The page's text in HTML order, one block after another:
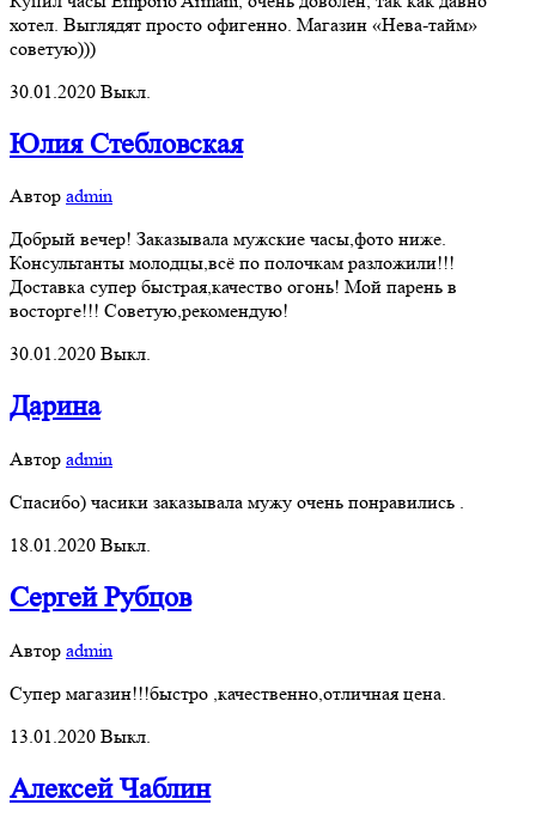
хотел. Выглядят просто офигенно. Магазин «Нева-тайм»
советую)))
30.01.2020 Выкл.
Юлия Стебловская
Автор admin
Добрый вечер! Заказывала мужские часы,фото ниже.
Консультанты молодцы,всё по полочкам разложили!!!
Доставка супер быстрая,качество огонь! Мой парень в
восторге!!! Советую,рекомендую!
30.01.2020 Выкл.
Дарина
Автор admin
Спасибо) часики заказывала мужу очень понравились .
18.01.2020 Выкл.
Сергей Рубцов
Автор admin
Супер магазин!!!быстро ,качественно,отличная цена.
13.01.2020 Выкл.
Алексей Чаблин